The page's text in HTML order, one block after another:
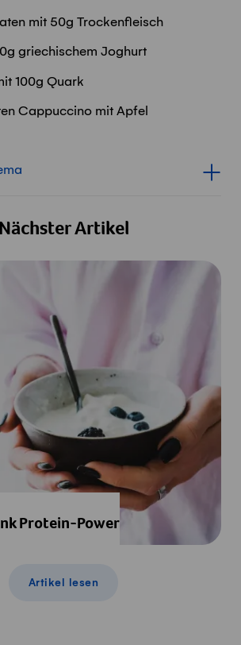
mit 50g Trockenfleisch
griechischem Joghurt
100g Quark
Cappuccino mit Apfel
Inhalt für Quellen zum Thema
Nächster Artikel
Protein-Power
Artikel lesen